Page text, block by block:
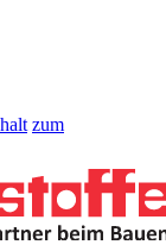
zum